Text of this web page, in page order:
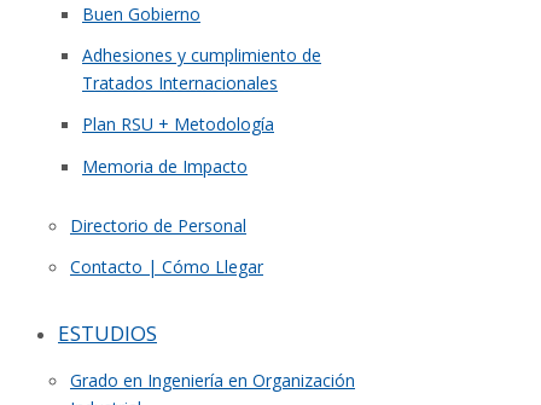
Buen Gobierno
Adhesiones y cumplimiento de
Tratados Internacionales
Plan RSU + Metodología
Memoria de Impacto
Directorio de Personal
Contacto | Cómo Llegar
ESTUDIOS
Grado en Ingeniería en Organización